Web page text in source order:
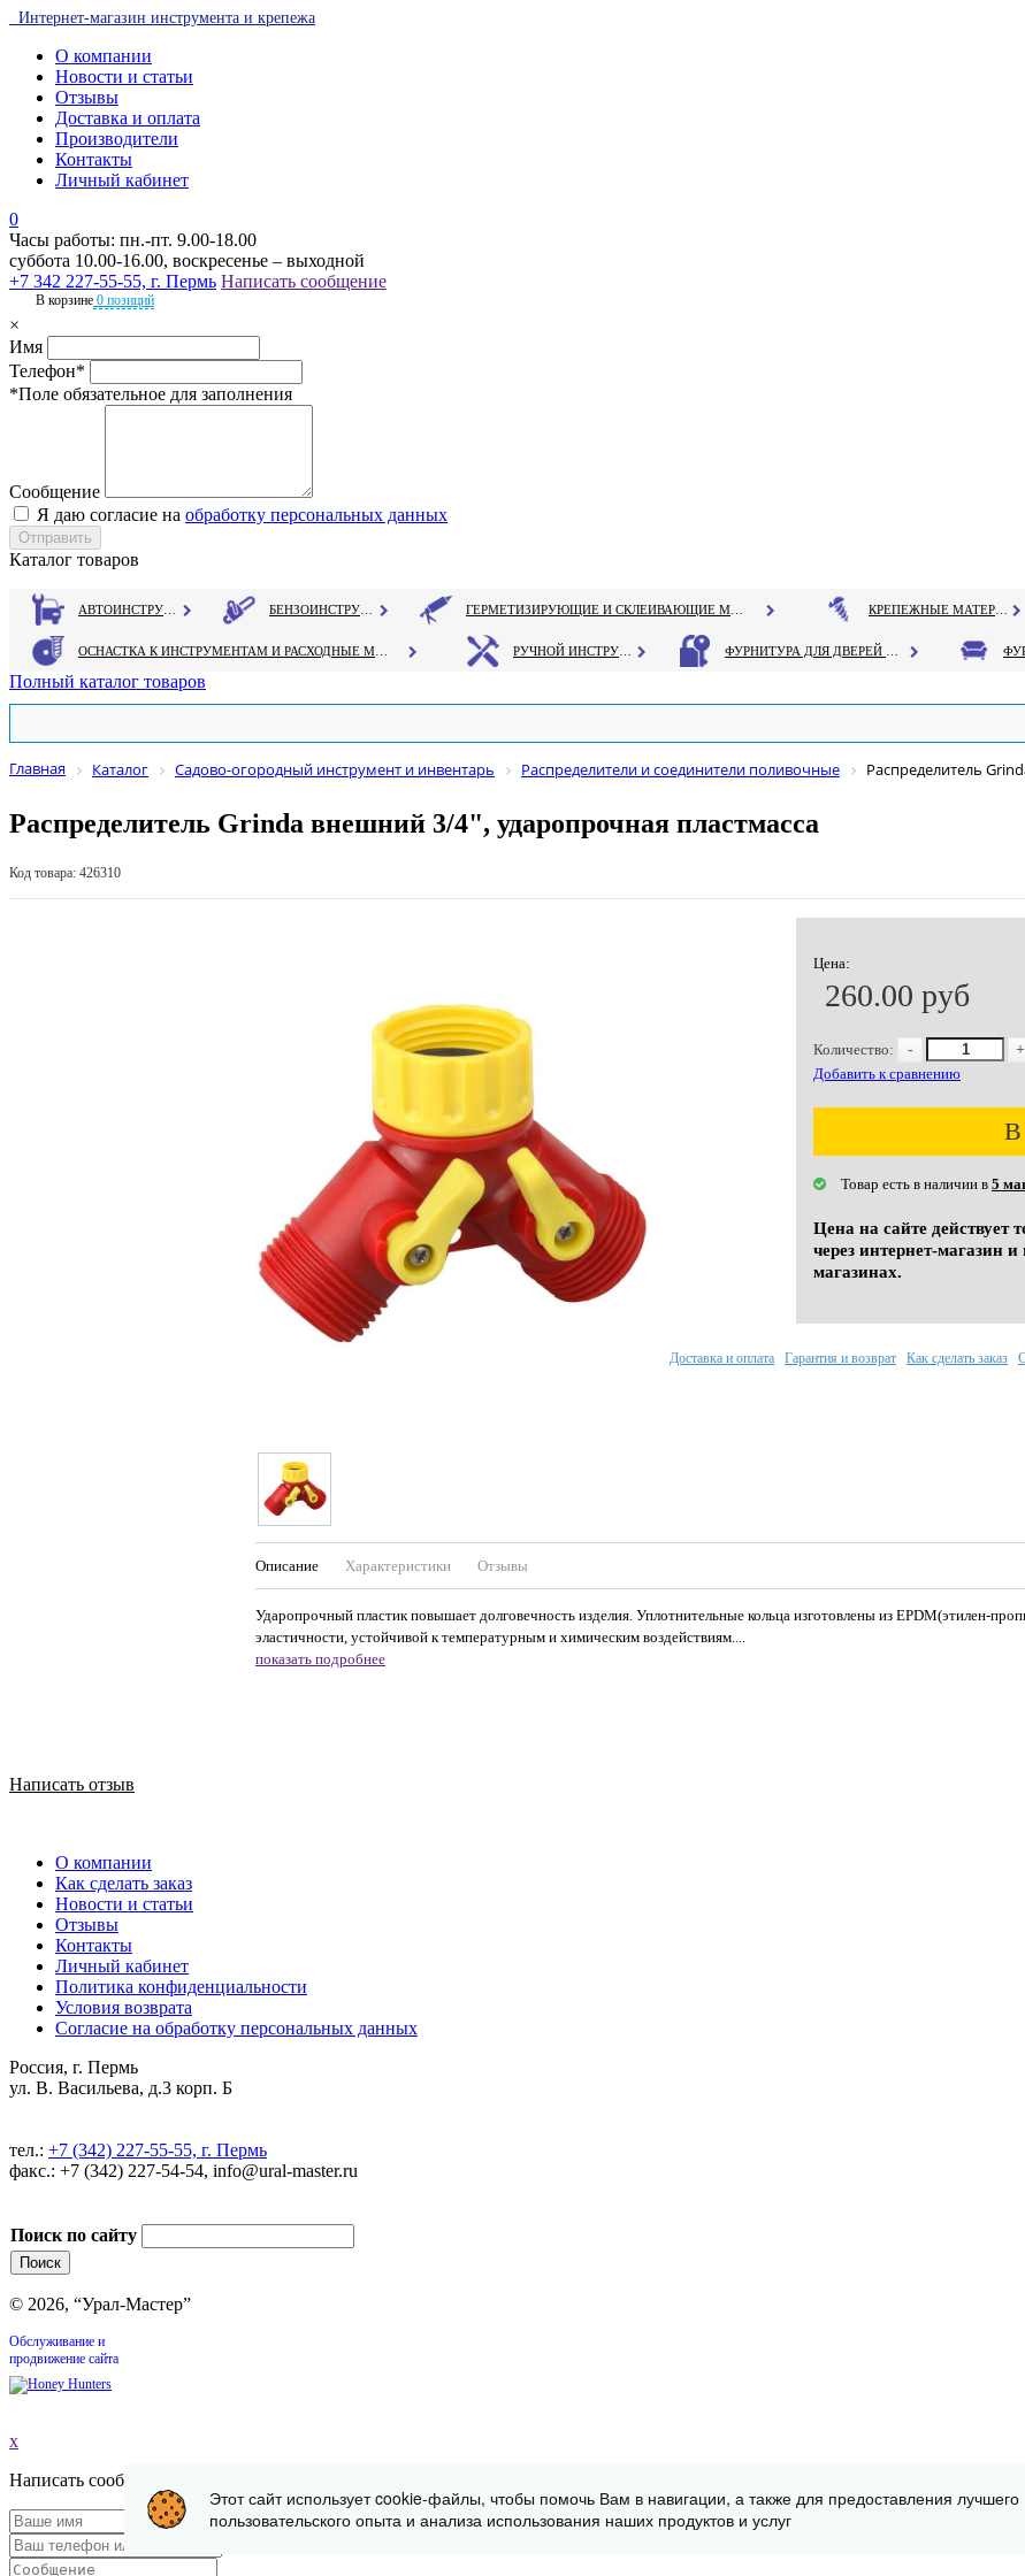
Интернет-магазин инструмента и крепежа
О компании
Новости и статьи
Отзывы
Доставка и оплата
Производители
Контакты
Личный кабинет
0
Часы работы: пн.-пт. 9.00-18.00
суббота 10.00-16.00, воскресенье – выходной
+7 342 227-55-55, г. Пермь Написать сообщение
В корзине 0 позиций
×
Имя
Телефон*
*Поле обязательное для заполнения
Сообщение
Я даю согласие на обработку персональных данных
Каталог товаров
Полный каталог товаров
Главная Каталог Садово-огородный инструмент и инвентарь Распределители и соединители поливочные Распределитель
Распределитель Grinda внешний 3/4", ударопрочная пластмасса
Код товара: 426310
Цена:
260.00 руб
Количество: - +
Добавить к сравнению
В
Товар есть в наличии в 5
Цена на сайте действует
через интернет-магазин
магазинах.
Описание Характеристики Отзывы
Ударопрочный пластик повышает долговечность изделия. Уплотнительные кольца изготовлены из EPDM(этилен-
эластичности, устойчивой к температурным и химическим воздействиям....
показать подробнее
Доставка и оплата Гарантия и возврат Как сделать заказ
Написать отзыв
О компании
Как сделать заказ
Новости и статьи
Отзывы
Контакты
Личный кабинет
Политика конфиденциальности
Условия возврата
Согласие на обработку персональных данных
Россия, г. Пермь
ул. В. Васильева, д.3 корп. Б
тел.: +7 (342) 227-55-55, г. Пермь
факс.: +7 (342) 227-54-54, info@ural-master.ru
Поиск по сайту
© 2026, “Урал-Мастер”
Обслуживание и
продвижение сайта
x
Написать сообщение
Этот сайт использует cookie-файлы, чтобы помочь Вам в навигации, а также для предоставления лучшего
пользовательского опыта и анализа использования наших продуктов и услуг